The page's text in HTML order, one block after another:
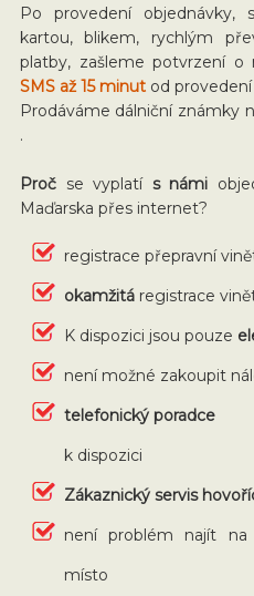
Po provedení objednávky,
kartou, blikem, rychlým
platby, zašleme potvrzení o
SMS až 15 minut od
Prodáváme dálniční známky
.
Proč se vyplatí s námi
Maďarska přes internet?
registrace přepravní
okamžitá registrace
K dispozici jsou pouze
není možné zakoupit
telefonický poradce
k dispozici
Zákaznický servis
není problém najít na
místo